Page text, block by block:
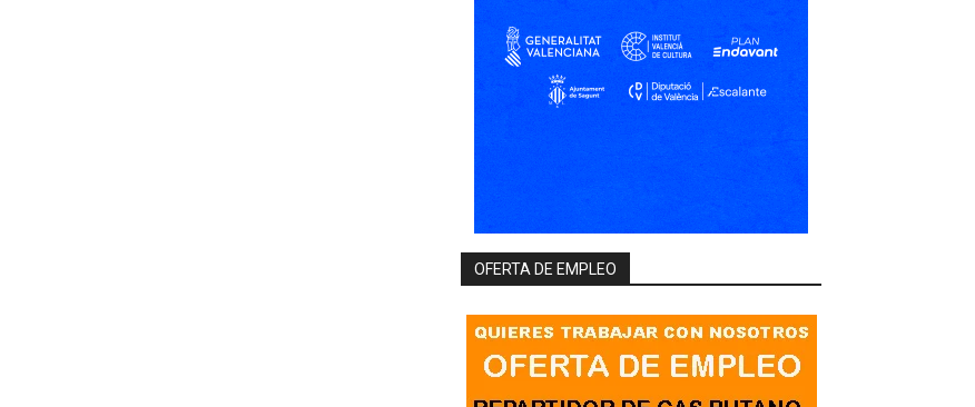
OFERTA DE EMPLEO